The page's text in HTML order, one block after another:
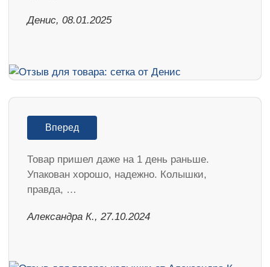
Денис, 08.01.2025
Вперед
Товар пришел даже на 1 день раньше.
Упакован хорошо, надежно. Колышки,
правда, …
Александра К., 27.10.2024